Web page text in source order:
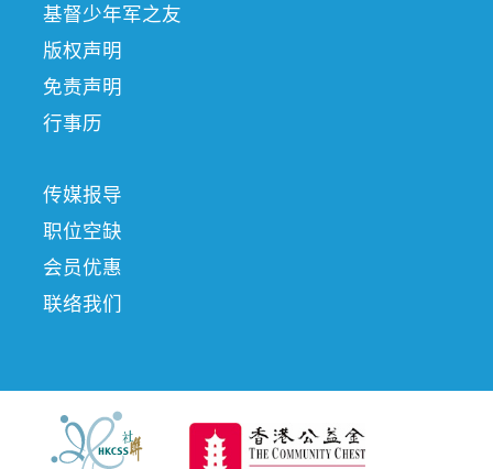
基督少年军之友
版权声明
免责声明
行事历
传媒报导
职位空缺
会员优惠
联络我们